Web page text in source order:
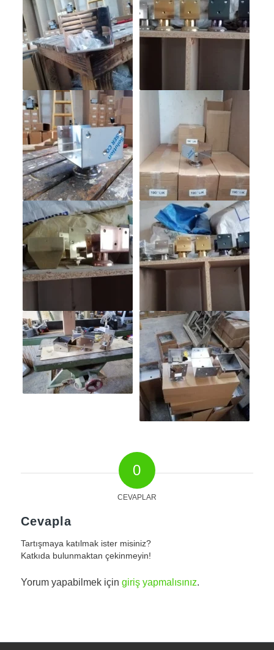
0
CEVAPLAR
Cevapla
Tartışmaya katılmak ister misiniz?
Katkıda bulunmaktan çekinmeyin!
Yorum yapabilmek için giriş yapmalısınız.